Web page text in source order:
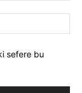
sefere bu